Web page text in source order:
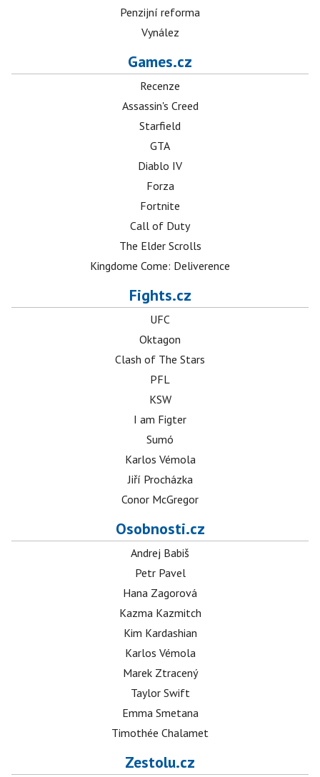
Penzijní reforma
Vynález
Games.cz
Recenze
Assassin's Creed
Starfield
GTA
Diablo IV
Forza
Fortnite
Call of Duty
The Elder Scrolls
Kingdome Come: Deliverence
Fights.cz
UFC
Oktagon
Clash of The Stars
PFL
KSW
I am Figter
Sumó
Karlos Vémola
Jiří Procházka
Conor McGregor
Osobnosti.cz
Andrej Babiš
Petr Pavel
Hana Zagorová
Kazma Kazmitch
Kim Kardashian
Karlos Vémola
Marek Ztracený
Taylor Swift
Emma Smetana
Timothée Chalamet
Zestolu.cz